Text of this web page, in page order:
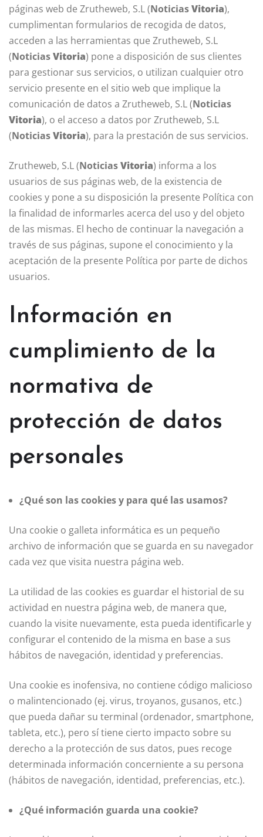
páginas web de Zrutheweb, S.L (NoticiasVitoria),
cumplimentan formularios de recogida de datos,
acceden a las herramientas que Zrutheweb, S.L
(NoticiasVitoria) pone a disposición de sus clientes
para gestionar sus servicios, o utilizan cualquier otro
servicio presente en el sitio web que implique la
comunicación de datos a Zrutheweb, S.L (Noticias
Vitoria), o el acceso a datos por Zrutheweb, S.L
(NoticiasVitoria), para la prestación de sus servicios.
Zrutheweb, S.L (NoticiasVitoria) informa a los
usuarios de sus páginas web, de la existencia de
cookies y pone a su disposición la presente Política con
la finalidad de informarles acerca del uso y del objeto
de las mismas. El hecho de continuar la navegación a
través de sus páginas, supone el conocimiento y la
aceptación de la presente Política por parte de dichos
usuarios.
Información en
cumplimiento de la
normativa de
protección de datos
personales
¿Qué son las cookies y para qué las usamos?
Una cookie o galleta informática es un pequeño
archivo de información que se guarda en su navegador
cada vez que visita nuestra página web.
La utilidad de las cookies es guardar el historial de su
actividad en nuestra página web, de manera que,
cuando la visite nuevamente, esta pueda identificarle y
configurar el contenido de la misma en base a sus
hábitos de navegación, identidad y preferencias.
Una cookie es inofensiva, no contiene código malicioso
o malintencionado (ej. virus, troyanos, gusanos, etc.)
que pueda dañar su terminal (ordenador, smartphone,
tableta, etc.), pero sí tiene cierto impacto sobre su
derecho a la protección de sus datos, pues recoge
determinada información concerniente a su persona
(hábitos de navegación, identidad, preferencias, etc.).
¿Qué información guarda una cookie?